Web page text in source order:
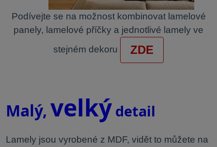
Podívejte se na možnost kombinovat lamelové
panely, lamelové příčky a jednotlivé lamely ve
stejném dekoru
ZDE
Malý, velký detail
Lamely jsou vyrobené z MDF, vidět to můžete na